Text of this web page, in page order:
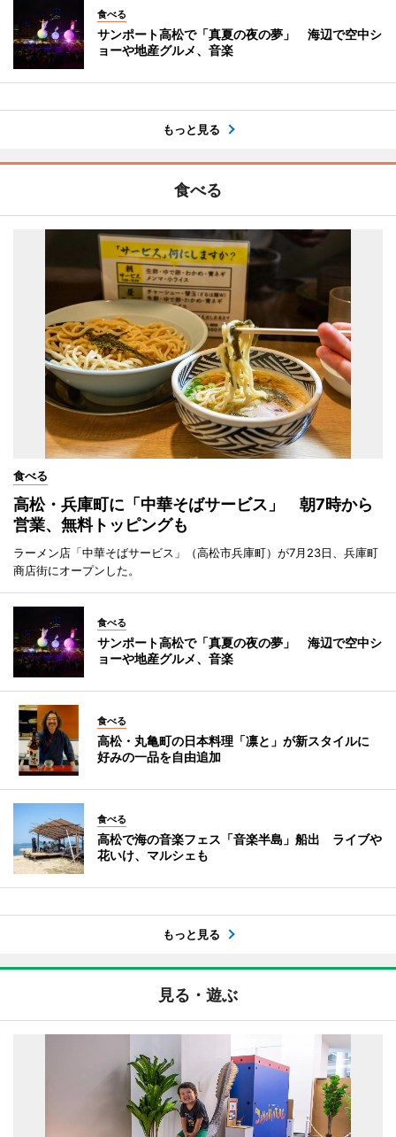
食べる
サンポート高松で「真夏の夜の夢」 海辺で空中シ
ョーや地産グルメ、音楽
もっと見る
食べる
食べる
高松・兵庫町に「中華そばサービス」 朝7時から
営業、無料トッピングも
ラーメン店「中華そばサービス」（高松市兵庫町）が7月23日、兵庫町
商店街にオープンした。
食べる
サンポート高松で「真夏の夜の夢」 海辺で空中シ
ョーや地産グルメ、音楽
食べる
高松・丸亀町の日本料理「凛と」が新スタイルに
好みの一品を自由追加
食べる
高松で海の音楽フェス「音楽半島」船出 ライブや
花いけ、マルシェも
もっと見る
見る・遊ぶ